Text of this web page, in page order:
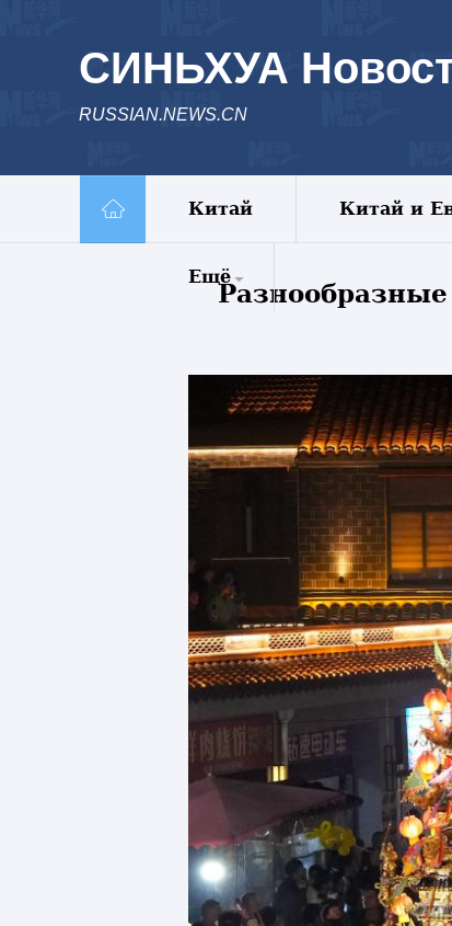
СИНЬХУА
RUSSIAN.NEWS.CN
Китай Китай и
Ещё
Фото
Спецрепортажи
Пояс и путь